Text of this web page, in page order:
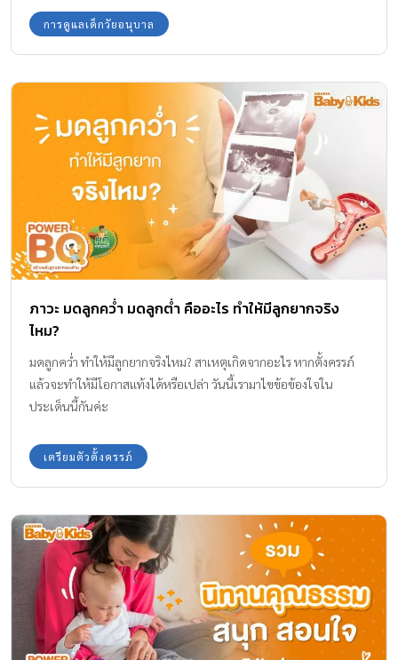
การดูแลเด็กวัยอนุบาล
ภาวะ มดลูกคว่ำ มดลูกต่ำ คืออะไร ทำให้มีลูกยากจริง
ไหม?
มดลูกคว่ำ ทำให้มีลูกยากจริงไหม? สาเหตุเกิดจากอะไร หากตั้งครรภ์
แล้วจะทำให้มีโอกาสแท้งได้หรือเปล่า วันนี้เรามาไขข้อข้องใจใน
ประเด็นนี้กันค่ะ
เตรียมตัวตั้งครรภ์